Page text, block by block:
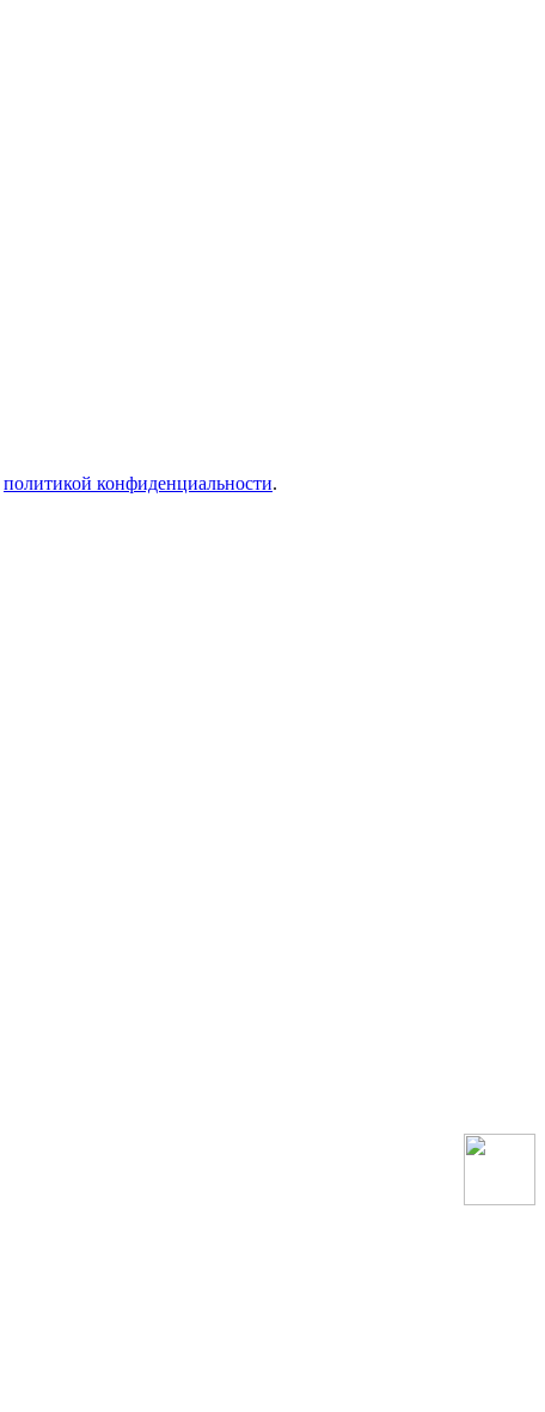
политикой конфиденциальности.